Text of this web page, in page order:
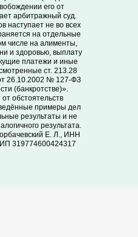
его от
арбитражный суд.
наступает не во всех
на отдельные
числе на алименты,
и здоровью, выплату
платежи и иные
ст. 213.28
26.10.2002 № 127-ФЗ
(банкротстве)».
от обстоятельств
примеры дел
результаты и не
результата.
Е. Л., ИНН
319774600424317